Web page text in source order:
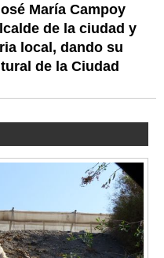
María Campoy
de la ciudad y
local, dando su
de la Ciudad